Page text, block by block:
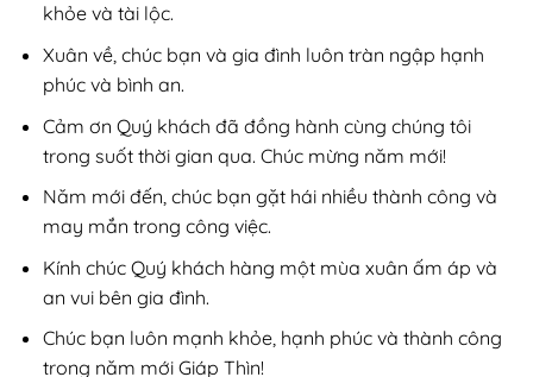
khỏe và tài lộc.
Xuân về, chúc bạn và gia đình luôn tràn ngập hạnh
phúc và bình an.
Cảm ơn Quý khách đã đồng hành cùng chúng tôi
trong suốt thời gian qua. Chúc mừng năm mới!
Năm mới đến, chúc bạn gặt hái nhiều thành công và
may mắn trong công việc.
Kính chúc Quý khách hàng một mùa xuân ấm áp và
an vui bên gia đình.
Chúc bạn luôn mạnh khỏe, hạnh phúc và thành công
trong năm mới Giáp Thìn!